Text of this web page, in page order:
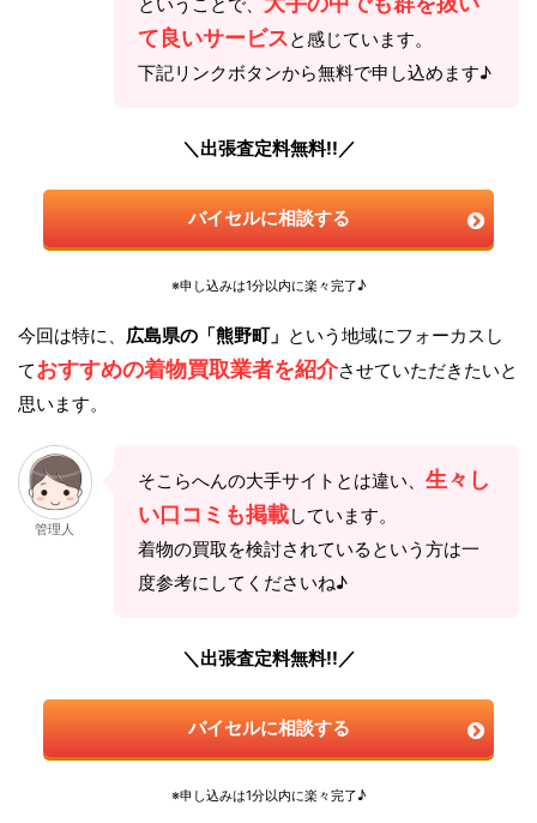
て良いサービスと感じています。
下記リンクボタンから無料で申し込めます♪
＼出張査定料無料!!／
バイセルに相談する
※申し込みは1分以内に楽々完了♪
今回は特に、 広島県の「熊野町」 という地域にフォーカスし
ておすすめの着物買取業者を紹介させていただきたいと
思います。
管理人
そこらへんの大手サイトとは違い、 生々し
い口コミも掲載しています。
着物の買取を検討されているという方は一
度参考にしてくださいね♪
＼出張査定料無料!!／
バイセルに相談する
※申し込みは1分以内に楽々完了♪